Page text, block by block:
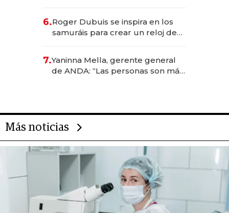
6.Roger Dubuis se inspira en los
samuráis para crear un reloj de
7.Yaninna Mella, gerente general
de ANDA: “Las personas son más
Más noticias